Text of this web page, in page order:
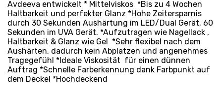
Avdeeva entwickelt * Mittelviskos *Bis zu 4 Wochen
Haltbarkeit und perfekter Glanz *Hohe Zeitersparnis
durch 30 Sekunden Aushärtung im LED/Dual Gerät, 60
Sekunden im UVA Gerät. *Aufzutragen wie Nagellack ,
Haltbarkeit & Glanz wie Gel *Sehr flexibel nach dem
Aushärten, dadurch kein Abplatzen und angenehmes
Tragegefühl *Ideale Viskosität für einen dünnen
Auftrag *Schnelle Farberkennung dank Farbpunkt auf
dem Deckel *Hochdeckend